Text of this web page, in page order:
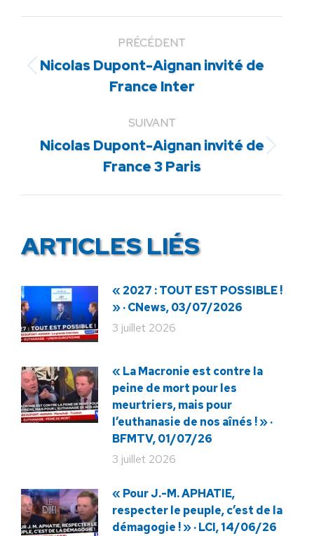
PRÉCÉDENT
Article
précédent
Nicolas Dupont-Aignan invité de
France Inter
SUIVANT
Article
suivant
Nicolas Dupont-Aignan invité de
France 3 Paris
ARTICLES LIÉS
« 2027 : TOUT EST POSSIBLE !
» · CNews, 03/07/2026
3 juillet 2026
« La Macronie est contre la
peine de mort pour les
meurtriers, mais pour
l’euthanasie de nos aînés ! » ·
BFMTV, 01/07/26
3 juillet 2026
« Pour J.-M. APHATIE,
respecter le peuple, c’est de la
démagogie ! » · LCI, 14/06/26